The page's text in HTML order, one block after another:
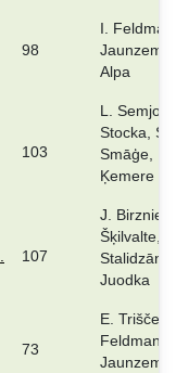
98
I.
Alpa
103
L.
Stocka, S.
Smāģe, R.
Ķemere
107
J.
Šķilvalte,
Juodka
73
E.
Jaunzeme